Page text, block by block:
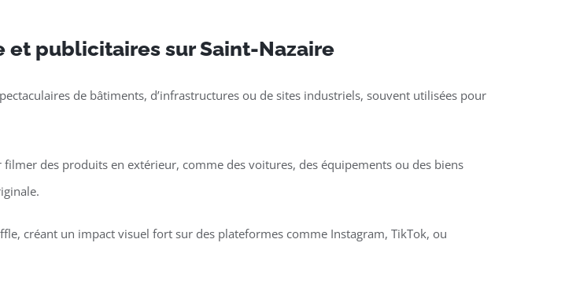
et publicitaires sur Saint-Nazaire
de bâtiments, d’infrastructures ou de sites industriels, souvent utilisées pour
des produits en extérieur, comme des voitures, des équipements ou des biens
créant un impact visuel fort sur des plateformes comme Instagram, TikTok, ou